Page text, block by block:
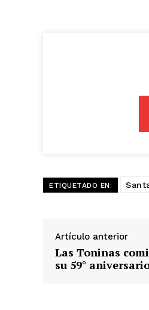
ETIQUETADO EN:
Artículo anterior
Las Toninas
su 59°